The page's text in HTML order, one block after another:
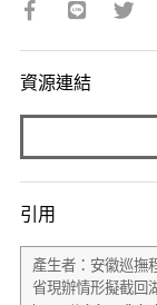
資源連結
引用